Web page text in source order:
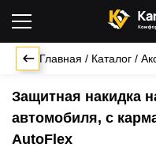
Главная / Каталог /
Защитная накидка
автомобиля, с
AutoFlex